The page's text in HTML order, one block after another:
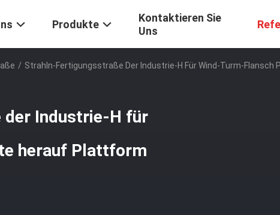
Produkte
Kontaktieren Sie
Uns
/ Strahln-Fertigungsstraße Der Industrie-H Für Wind-Turm-Flansch
Industrie-H für
herauf Plattform